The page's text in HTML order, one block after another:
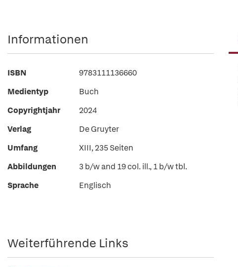
Informationen
ISBN
9783111136660
Medientyp
Buch
Copyrightjahr
2024
Verlag
De Gruyter
Umfang
XIII, 235 Seiten
Abbildungen
3 b/w and 19 col. ill., 1 b/w tbl.
Sprache
Englisch
Weiterführende Links